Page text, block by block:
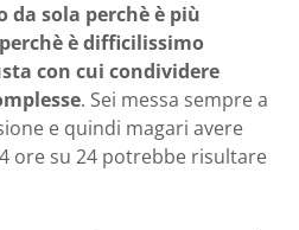
da sola perchè è più
è difficilissimo
con cui condividere
. Sei messa sempre a
e quindi magari avere
ore su 24 potrebbe risultare